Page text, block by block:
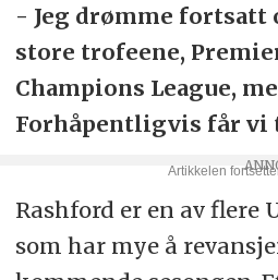
- Jeg drømme fortsatt
store trofeene,
Champions League,
Forhåpentligvis får vi
Rashford er en av flere
som har mye å